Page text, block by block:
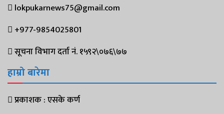
lokpukarnews75@gmail.com
+977-9854025801
सूचना विभाग दर्ता नं. १५९२\०७६\७७
हाम्रो बारेमा
प्रकाशक : एसके कर्ण